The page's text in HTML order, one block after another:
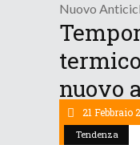
Nuovo
nuovo
Tendenza
21 Febbraio